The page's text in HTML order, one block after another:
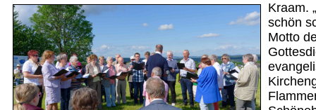
Kraam.
schön
Motto